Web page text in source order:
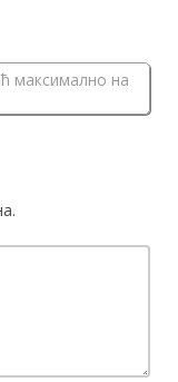
максимално на